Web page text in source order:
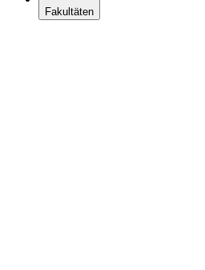
Fakultäten